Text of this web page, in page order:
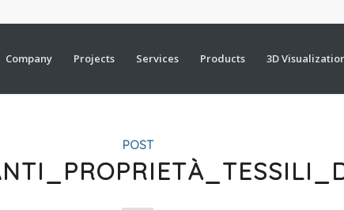
Company Projects Services Products 3D
POST